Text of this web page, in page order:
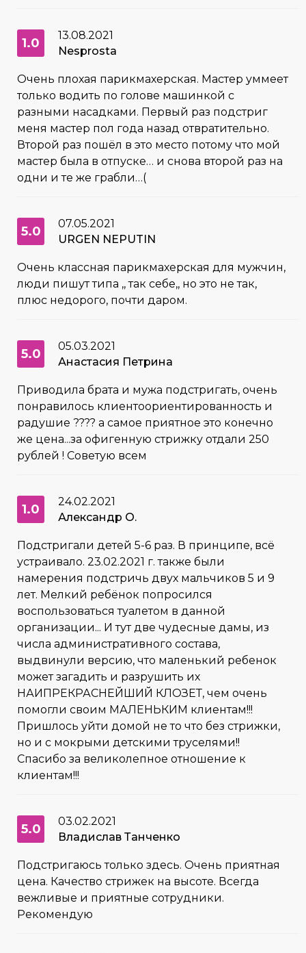
1.0
13.08.2021
Nesprosta
Очень плохая парикмахерская. Мастер уммеет
только водить по голове машинкой с
разными насадками. Первый раз подстриг
меня мастер пол года назад отвратительно.
Второй раз пошёл в это место потому что мой
мастер была в отпуске… и снова второй раз на
одни и те же грабли…(
5.0
07.05.2021
URGEN NEPUTIN
Очень классная парикмахерская для мужчин,
люди пишут типа ,, так себе,, но это не так,
плюс недорого, почти даром.
5.0
05.03.2021
Анастасия Петрина
Приводила брата и мужа подстригать, очень
понравилось клиентоориентированность и
радушие ???? а самое приятное это конечно
же цена...за офигенную стрижку отдали 250
рублей ! Советую всем
1.0
24.02.2021
Александр О.
Подстригали детей 5-6 раз. В принципе, всё
устраивало. 23.02.2021 г. также были
намерения подстричь двух мальчиков 5 и 9
лет. Мелкий ребёнок попросился
воспользоваться туалетом в данной
организации... И тут две чудесные дамы, из
числа административного состава,
выдвинули версию, что маленький ребенок
может загадить и разрушить их
НАИПРЕКРАСНЕЙШИЙ КЛОЗЕТ, чем очень
помогли своим МАЛЕНЬКИМ клиентам!!!
Пришлось уйти домой не то что без стрижки,
но и с мокрыми детскими труселями!!
Спасибо за великолепное отношение к
клиентам!!!
5.0
03.02.2021
Владислав Танченко
Подстригаюсь только здесь. Очень приятная
цена. Качество стрижек на высоте. Всегда
вежливые и приятные сотрудники.
Рекомендую